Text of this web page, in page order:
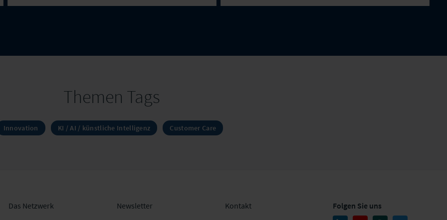
Themen Tags
Innovation KI / AI / künstliche Intelligenz Customer Care
Das Netzwerk Newsletter Kontakt Folgen Sie uns